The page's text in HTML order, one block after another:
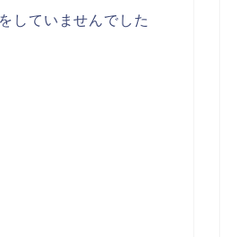
していませんでした